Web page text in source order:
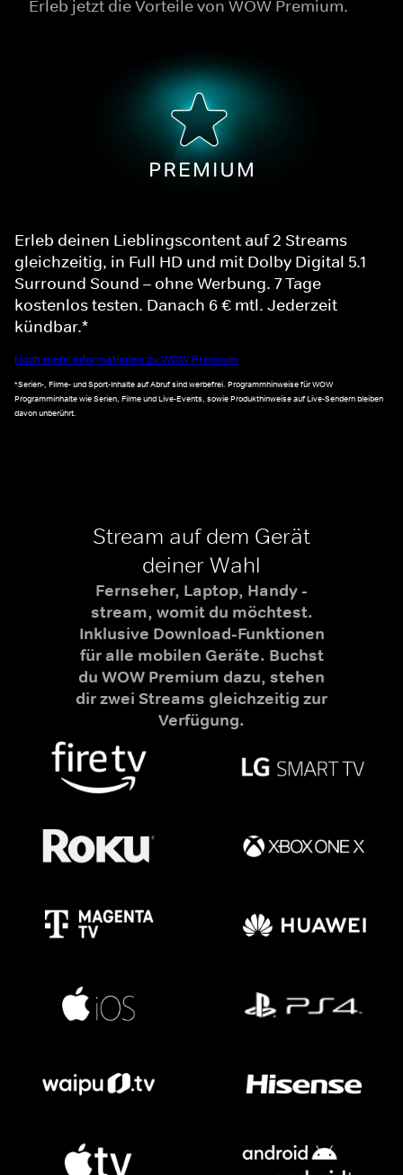
Erleb jetzt die Vorteile von WOW Premium.
Erleb deinen Lieblingscontent auf 2 Streams
gleichzeitig, in Full HD und mit Dolby Digital 5.1
Surround Sound – ohne Werbung. 7 Tage
kostenlos testen. Danach 6 € mtl. Jederzeit
kündbar.*
Noch mehr Informationen zu WOW Premium
*Serien-, Filme- und Sport-Inhalte auf Abruf sind werbefrei. Programmhinweise für WOW
Programminhalte wie Serien, Filme und Live-Events, sowie Produkthinweise auf Live-Sendern bleiben
davon unberührt.
Stream auf dem Gerät
deiner Wahl
Fernseher, Laptop, Handy -
stream, womit du möchtest.
Inklusive Download-Funktionen
für alle mobilen Geräte. Buchst
du WOW Premium dazu, stehen
dir zwei Streams gleichzeitig zur
Verfügung.